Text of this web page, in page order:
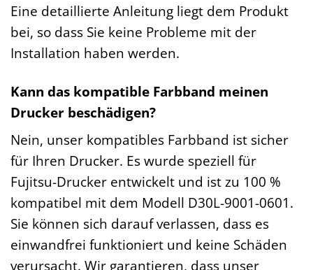
Eine detaillierte Anleitung liegt dem Produkt
bei, so dass Sie keine Probleme mit der
Installation haben werden.
Kann das kompatible Farbband meinen
Drucker beschädigen?
Nein, unser kompatibles Farbband ist sicher
für Ihren Drucker. Es wurde speziell für
Fujitsu-Drucker entwickelt und ist zu 100 %
kompatibel mit dem Modell D30L-9001-0601.
Sie können sich darauf verlassen, dass es
einwandfrei funktioniert und keine Schäden
verursacht. Wir garantieren, dass unser